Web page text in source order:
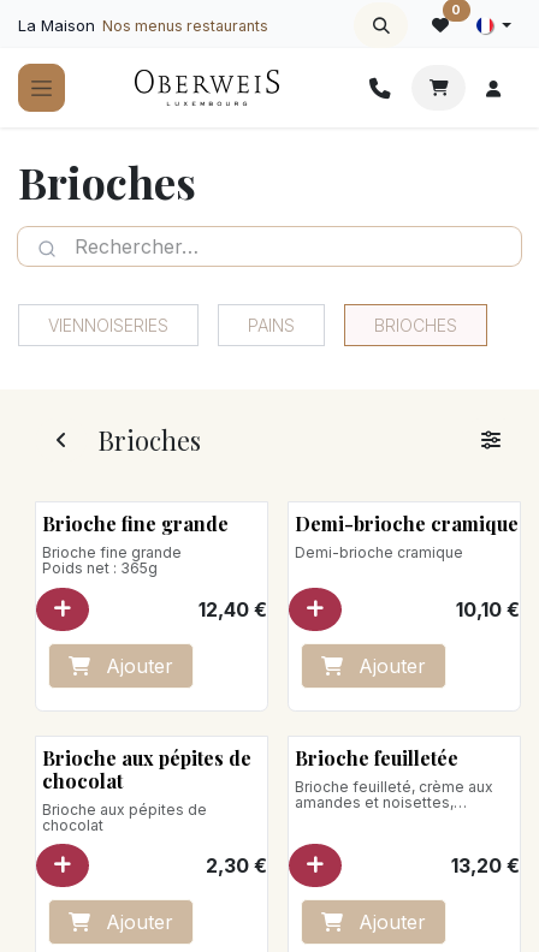
La Maison Nos menus restaurants
0
Brioches
VIENNOISERIES PAINS BRIOCHES
Brioches
Brioche fine grande
Brioche fine grande
Poids net : 365g
12,40€
Ajouter
Demi-brioche cramique
Demi-brioche cramique
10,10€
Ajouter
Brioche aux pépites de
chocolat
Brioche aux pépites de
chocolat
2,30€
Ajouter
Brioche feuilletée
Brioche feuilleté, crème aux
amandes et noisettes,
13,20€
Ajouter